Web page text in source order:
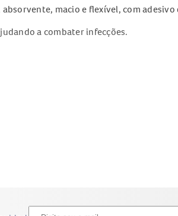
macio e flexível, com adesivo
a combater infecções.